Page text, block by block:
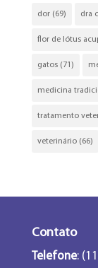
dor(69) dra
flor de lótus
gatos(71)
medicina
tratamento
veterinário(66)
Contato
Telefone: